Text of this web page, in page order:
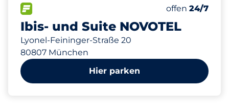
Ibis- und Suite NOVOTEL
Lyonel-Feininger-Straße 20
80807 München
Anzahl der
Gesamtplätze
Samstag
offen 24/7
Hier parken